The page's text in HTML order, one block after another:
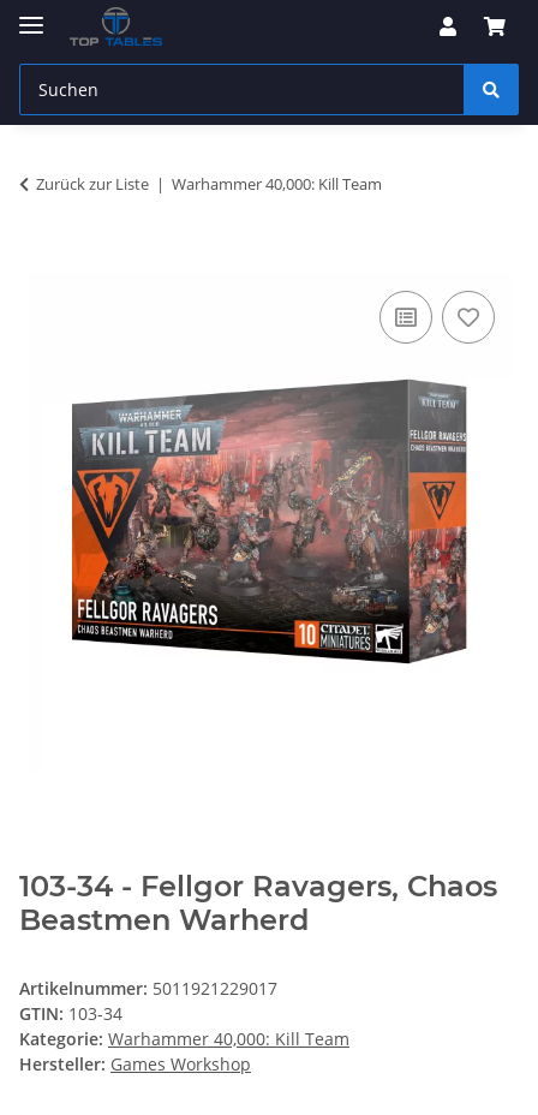
Zurück zur Liste Warhammer 40,000: Kill Team
103-34 - Fellgor Ravagers, Chaos
Beastmen Warherd
Artikelnummer: 5011921229017
GTIN: 103-34
Kategorie: Warhammer 40,000: Kill Team
Hersteller: Games Workshop